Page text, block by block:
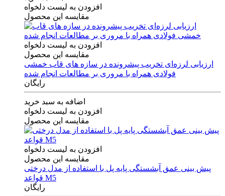
افزودن به لیست دلخواه
مقایسه این محصول
افزودن به لیست دلخواه
مقایسه این محصول
ارزیابی لرزه‌ای تخریب پیشرونده در سازه های قاب خمشی
فولادی همراه با مروری بر مطالعات انجام شده
رایگان
اضافه به سبد خرید
افزودن به لیست دلخواه
مقایسه این محصول
افزودن به لیست دلخواه
مقایسه این محصول
پیش بینی عمق آبشستگی پایه پل با استفاده از مدل درختی
قواعد M5
رایگان